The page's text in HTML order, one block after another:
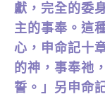
獻，完全的委
主的事奉。這
心，申命記十
的神，事奉祂
誓。」另申命